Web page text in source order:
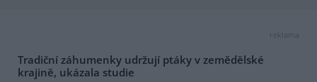
reklama
Tradiční záhumenky udržují ptáky v zemědělské
krajině, ukázala studie